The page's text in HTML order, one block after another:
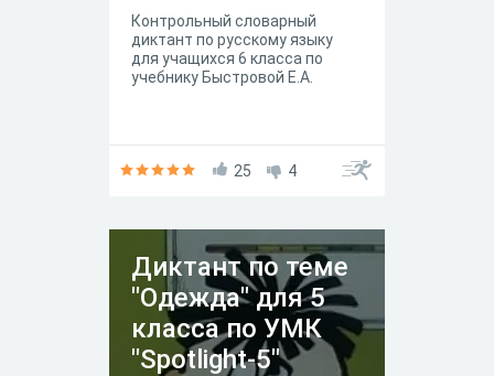
Контрольный словарный
диктант по русскому языку
для учащихся 6 класса по
учебнику Быстровой Е.А.
25 4
Диктант по теме
"Одежда" для 5
класса по УМК
"Spotlight-5"